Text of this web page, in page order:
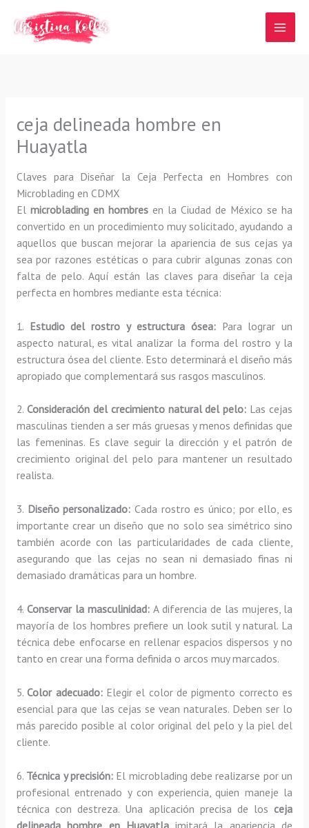
contenido
ceja delineada hombre en
Huayatla
Claves para Diseñar la Ceja Perfecta en Hombres con
Microblading en CDMX
El microblading en hombresen la Ciudad de México se ha
convertido en un procedimiento muy solicitado, ayudando a
aquellos que buscan mejorar la apariencia de sus cejas ya
sea por razones estéticas o para cubrir algunas zonas con
falta de pelo. Aquí están las claves para diseñar la ceja
perfecta en hombres mediante esta técnica:
1. Estudio del rostro y estructura ósea:Para lograr un
aspecto natural, es vital analizar la forma del rostro y la
estructura ósea del cliente. Esto determinará el diseño más
apropiado que complementará sus rasgos masculinos.
2. Consideración del crecimiento natural del pelo: Las cejas
masculinas tienden a ser más gruesas y menos definidas que
las femeninas. Es clave seguir la dirección y el patrón de
crecimiento original del pelo para mantener un resultado
realista.
3. Diseño personalizado: Cada rostro es único; por ello, es
importante crear un diseño que no solo sea simétrico sino
también acorde con las particularidades de cada cliente,
asegurando que las cejas no sean ni demasiado finas ni
demasiado dramáticas para un hombre.
4. Conservar la masculinidad:A diferencia de las mujeres, la
mayoría de los hombres prefiere un look sutil y natural. La
técnica debe enfocarse en rellenar espacios dispersos y no
tanto en crear una forma definida o arcos muy marcados.
5.Color adecuado:Elegir el color de pigmento correcto es
esencial para que las cejas se vean naturales. Deben ser lo
más parecido posible al color original del pelo y la piel del
cliente.
6. Técnica y precisión:El microblading debe realizarse por un
profesional entrenado y con experiencia, quien maneje la
técnica con destreza. Una aplicación precisa de losceja
delineada hombre en Huayatlaimitará la apariencia de